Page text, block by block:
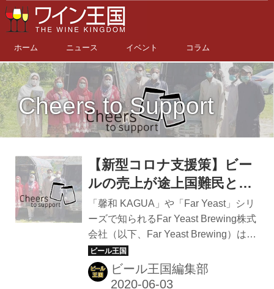
ホーム ニュース イベント コラム
Cheers to Support
【新型コロナ支援策】ビー
ルの売上が途上国難民と国
内障がい者の支援に。Far
Yeast Brewing×AAR
Japan「Cheers to
Support」
「馨和 KAGUA」や「Far Yeast」シリ
ーズで知られるFar Yeast Brewing株式
会社（以下、Far Yeast Brewing）は、
国際NGO法人AAR Japan［難民を助け
る会］と共同で、新型コロナウイルス
対策支援プロジェクト「Cheers to
ビール王国編集部